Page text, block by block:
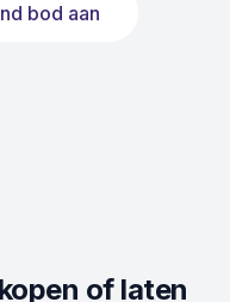
bod aan
of laten